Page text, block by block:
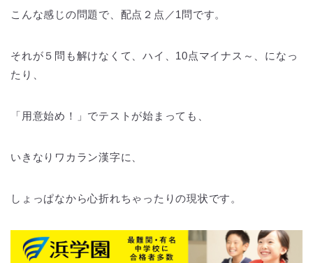
こんな感じの問題で、配点２点／1問です。
それが５問も解けなくて、ハイ、10点マイナス～、になっ
たり、
「用意始め！」でテストが始まっても、
いきなりワカラン漢字に、
しょっぱなから心折れちゃったりの現状です。